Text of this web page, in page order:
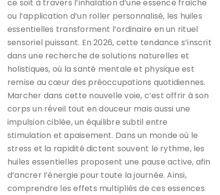
ce soit à travers l’inhalation d’une essence fraîche
ou l’application d’un roller personnalisé, les huiles
essentielles transforment l’ordinaire en un rituel
sensoriel puissant. En 2026, cette tendance s’inscrit
dans une recherche de solutions naturelles et
holistiques, où la santé mentale et physique est
remise au cœur des préoccupations quotidiennes.
Marcher dans cette nouvelle voie, c’est offrir à son
corps un réveil tout en douceur mais aussi une
impulsion ciblée, un équilibre subtil entre
stimulation et apaisement. Dans un monde où le
stress et la rapidité dictent souvent le rythme, les
huiles essentielles proposent une pause active, afin
d’ancrer l’énergie pour toute la journée. Ainsi,
comprendre les effets multipliés de ces essences